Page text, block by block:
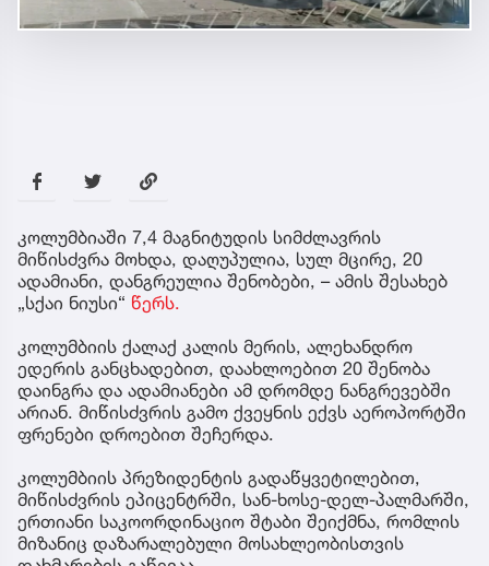
კოლუმბიაში 7,4 მაგნიტუდის სიმძლავრის
მიწისძვრა მოხდა, დაღუპულია, სულ მცირე, 20
ადამიანი, დანგრეულია შენობები, – ამის შესახებ
„სქაი ნიუსი“ წერს.
კოლუმბიის ქალაქ კალის მერის, ალეხანდრო
ედერის განცხადებით, დაახლოებით 20 შენობა
დაინგრა და ადამიანები ამ დრომდე ნანგრევებში
არიან. მიწისძვრის გამო ქვეყნის ექვს აეროპორტში
ფრენები დროებით შეჩერდა.
კოლუმბიის პრეზიდენტის გადაწყვეტილებით,
მიწისძვრის ეპიცენტრში, სან-ხოსე-დელ-პალმარში,
ერთიანი საკოორდინაციო შტაბი შეიქმნა, რომლის
მიზანიც დაზარალებული მოსახლეობისთვის